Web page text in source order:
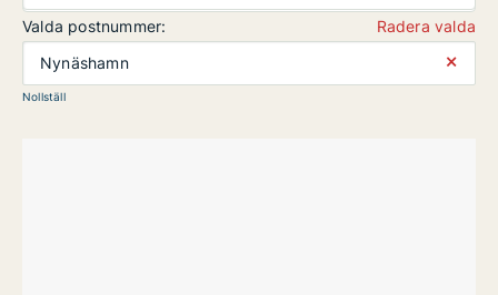
Valda postnummer:
Radera valda
Nynäshamn
⨯
Nollställ